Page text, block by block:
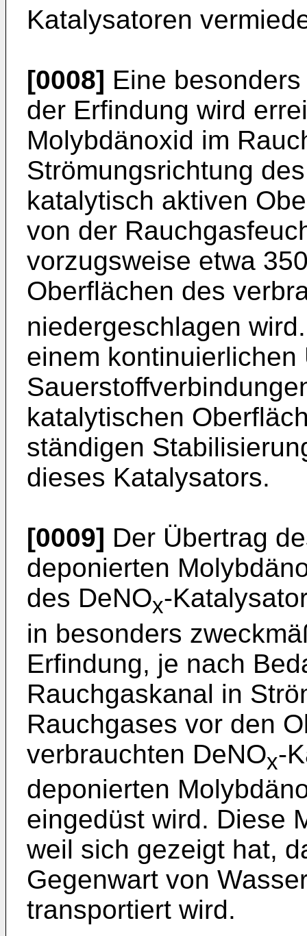
Katalysatoren
[0008] Eine
der Erfindung wird
Molybdänoxid im
Strömungsrichtung
katalytisch aktiven
von der
vorzugsweise etwa
Oberflächen des
niedergeschlagen
einem
katalytischen
ständigen
dieses Katalysators.
[0009] Der Übertrag
deponierten
des DeNOx-
in besonders
Erfindung, je nach
Rauchgaskanal in
Rauchgases vor den
verbrauchten DeNOx-
deponierten
eingedüst wird. Diese
weil sich gezeigt hat,
Gegenwart von
transportiert wird.